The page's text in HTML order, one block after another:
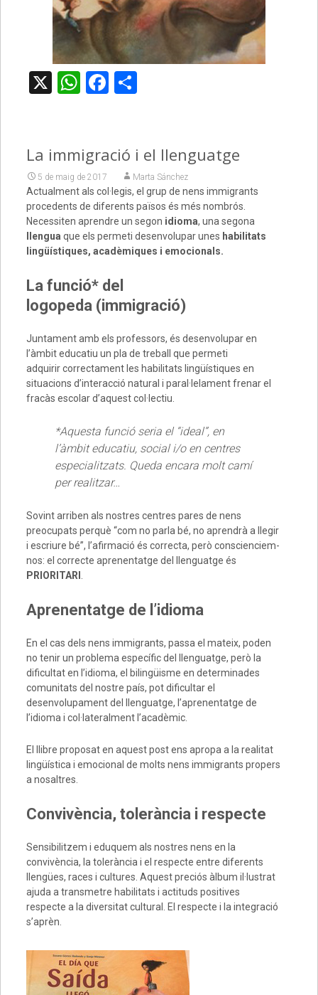
X WhatsApp
Facebook
Comparteix
La immigració i el llenguatge
5 de maig de 2017 Marta Sánchez
Actualment als col·legis, el grup de nens immigrants
procedents de diferents països és més nombrós.
Necessiten aprendre un segon idioma, una segona
llengua que els permeti desenvolupar unes habilitats
lingüístiques, acadèmiques i emocionals.
La funció* del
logopeda (immigració)
Juntament amb els professors, és desenvolupar en
l’àmbit educatiu un pla de treball que permeti
adquirir correctament les habilitats lingüístiques en
situacions d’interacció natural i paral·lelament frenar el
fracàs escolar d’aquest col·lectiu.
*Aquesta funció seria el “ideal”, en
l’àmbit educatiu, social i/o en centres
especialitzats. Queda encara molt camí
per realitzar…
Sovint arriben als nostres centres pares de nens
preocupats perquè “com no parla bé, no aprendrà a llegir
i escriure bé”, l’afirmació és correcta, però conscienciem-
nos: el correcte aprenentatge del llenguatge és
PRIORITARI
Aprenentatge de l’idioma
En el cas dels nens immigrants, passa el mateix, poden
no tenir un problema específic del llenguatge, però la
dificultat en l’idioma, el bilingüisme en determinades
comunitats del nostre país, pot dificultar el
desenvolupament del llenguatge, l’aprenentatge de
l’idioma i col·lateralment l’acadèmic.
El llibre proposat en aquest post ens apropa a la realitat
lingüística i emocional de molts nens immigrants propers
a nosaltres.
Convivència, tolerància i respecte
Sensibilitzem i eduquem als nostres nens en la
convivència, la tolerància i el respecte entre diferents
llengües, races i cultures. Aquest preciós àlbum il·lustrat
ajuda a transmetre habilitats i actituds positives
respecte a la diversitat cultural. El respecte i la integració
s’aprèn.